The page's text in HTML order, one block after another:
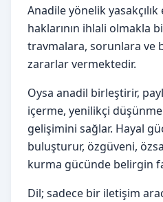
Anadile yönelik
haklarının ihlali olmakla
travmalara, sorunlara ve
zararlar vermektedir.
Oysa anadil birleştirir,
içerme, yenilikçi
gelişimini sağlar. Hayal
buluşturur, özgüveni,
kurma gücünde belirgin
Dil; sadece bir iletişim